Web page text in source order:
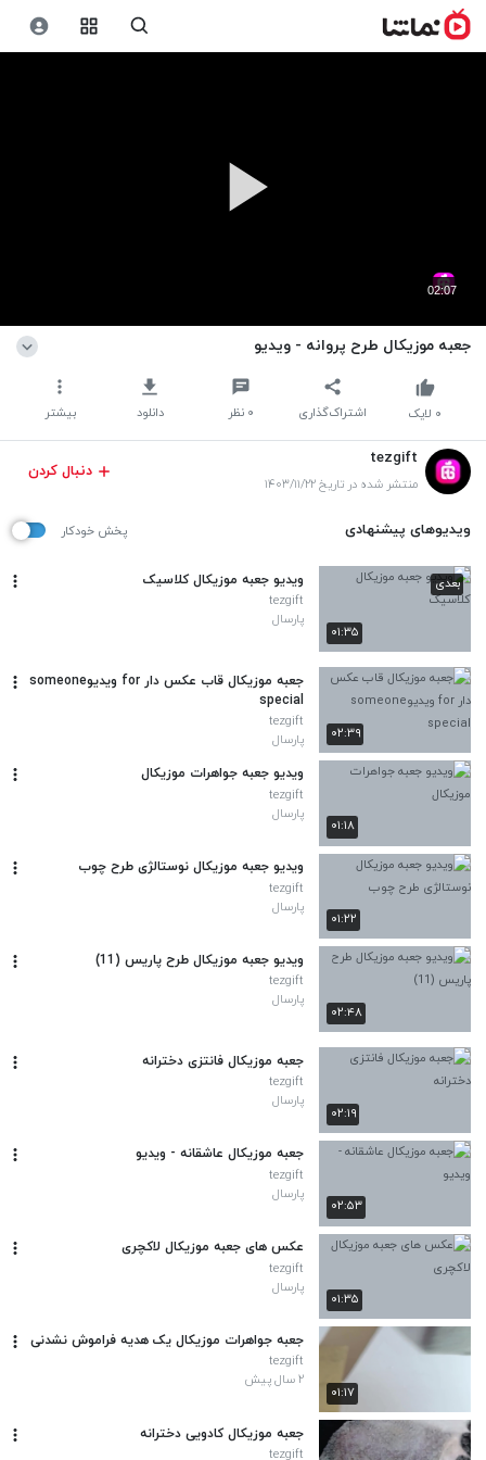
02:07
جعبه موزیکال طرح پروانه - ویدیو
اشتراک‌گذاری ۰ نظر دانلود بیشتر ۰ لایک
tezgift
منتشر شده در تاریخ ۱۴۰۳/۱۱/۲۲
دنبال کردن
ویدیوهای پیشنهادی پخش خودکار
۰۱:۳۵
بعدی ویدیو جعبه موزیکال کلاسیک
tezgift
پارسال
۰۲:۳۹
جعبه موزیکال قاب عکس دار for ویدیوsomeone
special
tezgift
پارسال
۰۱:۱۸
ویدیو جعبه جواهرات موزیکال
tezgift
پارسال
۰۱:۲۲
ویدیو جعبه موزیکال نوستالژی طرح چوب
tezgift
پارسال
۰۲:۴۸
ویدیو جعبه موزیکال طرح پاریس (11)
tezgift
پارسال
۰۲:۱۹
جعبه موزیکال فانتزی دخترانه
tezgift
پارسال
۰۲:۵۳
جعبه موزیکال عاشقانه - ویدیو
tezgift
پارسال
۰۱:۳۵
عکس های جعبه موزیکال لاکچری
tezgift
پارسال
۰۱:۱۷
جعبه جواهرات موزیکال یک هدیه فراموش نشدنی
tezgift
۲ سال پیش
جعبه موزیکال کادویی دخترانه
tezgift